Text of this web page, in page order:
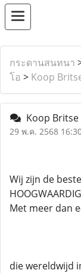
กระดานสนทนา
โอ > Koop
Koop
29 พ.ค. 2568
Wij zijn de
Met meer dan
die wereldwijd